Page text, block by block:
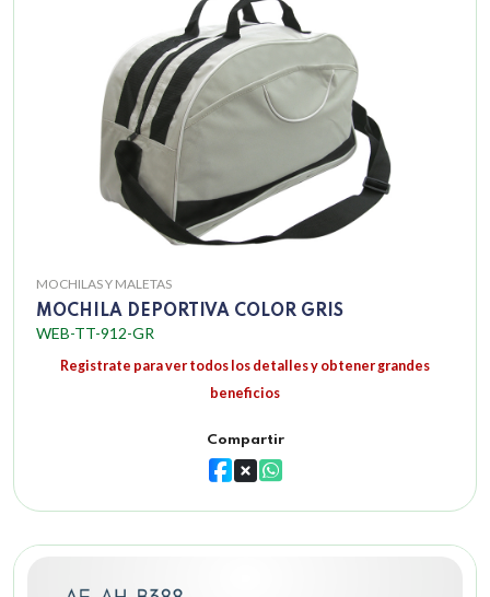
MOCHILAS Y MALETAS
MOCHILA DEPORTIVA COLOR GRIS
WEB-TT-912-GR
Registrate para ver todos los detalles y obtener grandes
beneficios
Compartir